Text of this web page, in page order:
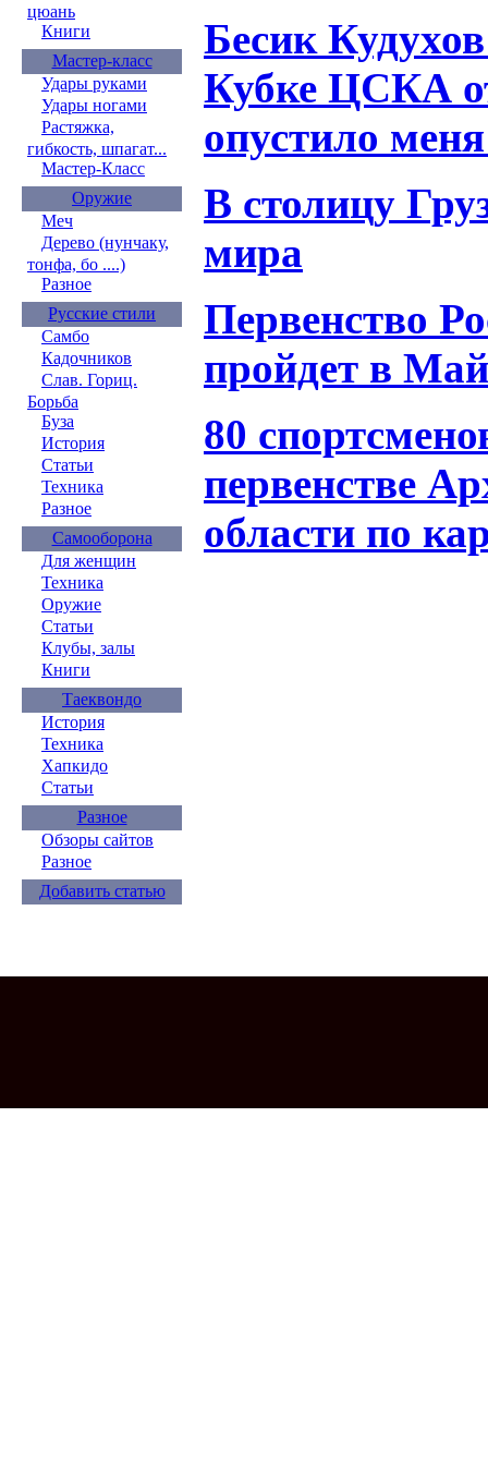
цюань
Книги
Мастер-класс
Удары руками
Удары ногами
Растяжка,
гибкость, шпагат...
Мастер-Класс
Оружие
Меч
Дерево (нунчаку,
тонфа, бо ....)
Разное
Русские стили
Самбо
Кадочников
Слав. Гориц.
Борьба
Буза
История
Статьи
Техника
Разное
Самооборона
Для женщин
Техника
Оружие
Статьи
Клубы, залы
Книги
Таеквондо
История
Техника
Хапкидо
Статьи
Разное
Обзоры сайтов
Разное
Добавить статью
Бесик
Кубке ЦСКА
опустило
В столицу
мира
Первенство
пройдет в
80
первенстве
области по